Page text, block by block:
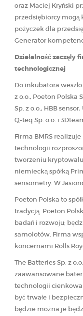
oraz Maciej Kryński
przedsiębiorcy mogą
pożyczek dla
Generator
Działalność zaczęły
technologicznej
Do inkubatora
z o.o., Poeton Polska
Sp. z o.o., HBB
Q-teq Sp. o.o. i
Firma BMRS
technologii
tworzeniu
niemiecką spółką
sensometry. W
Poeton Polska to
tradycją. Poeton
badań i rozwoju;
samolotów. Firma
koncernami Rolls
The Batteries Sp. z
zaawansowane
technologii
być trwałe i
będzie można je